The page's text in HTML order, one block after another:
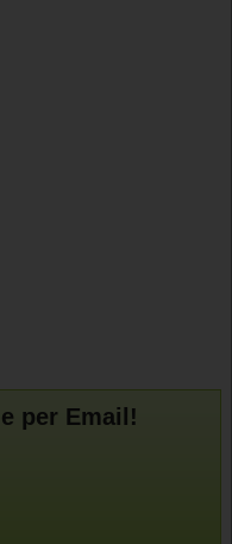
per Email!